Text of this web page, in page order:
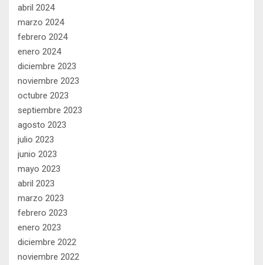
abril 2024
marzo 2024
febrero 2024
enero 2024
diciembre 2023
noviembre 2023
octubre 2023
septiembre 2023
agosto 2023
julio 2023
junio 2023
mayo 2023
abril 2023
marzo 2023
febrero 2023
enero 2023
diciembre 2022
noviembre 2022